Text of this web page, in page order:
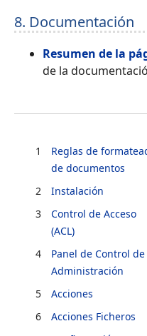
8. Documentación
Resumen de la
de la
1
Reglas de
de documentos
2
Instalación
3
Control de Acceso
(ACL)
4
Panel de Control de
Administración
5
Acciones
6
Acciones Ficheros